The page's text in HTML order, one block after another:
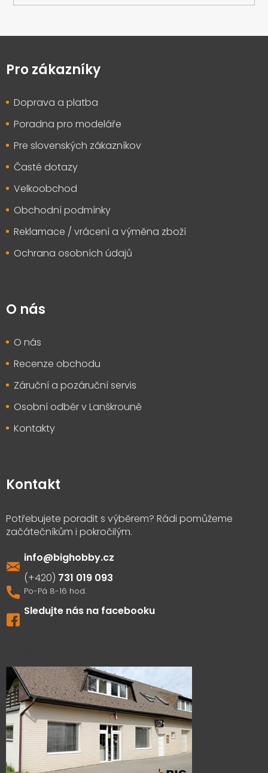
pPro zákazníky
Doprava a platba
Poradna pro modeláře
Pre slovenských zákazníkov
Časté dotazy
Velkoobchod
Obchodní podmínky
Reklamace / vrácení a výměna zboží
Ochrana osobních údajů
O nás
O nás
Recenze obchodu
Záruční a pozáruční servis
Osobní odběr v Lanškrouně
Kontakty
Kontakt
info@bighobby.cz
731 019 093
Sledujte nás na facebooku